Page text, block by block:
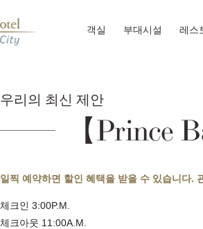
객실 부대시설 레스
우리의 최신 제안
【Prince
일찍 예약하면 할인 혜택을 받을 수 있습니다.
체크인 3:00P.M.
체크아웃 11:00A.M.